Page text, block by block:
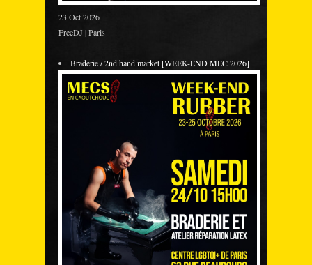
23 Oct 2026
FreeDJ | Paris
Braderie / 2nd hand market [WEEK-END MEC 2026]